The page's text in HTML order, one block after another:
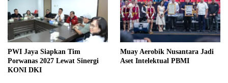
PWI Jaya Siapkan Tim
Porwanas 2027 Lewat Sinergi
KONI DKI
Muay Aerobik Nusantara Jadi
Aset Intelektual PBMI